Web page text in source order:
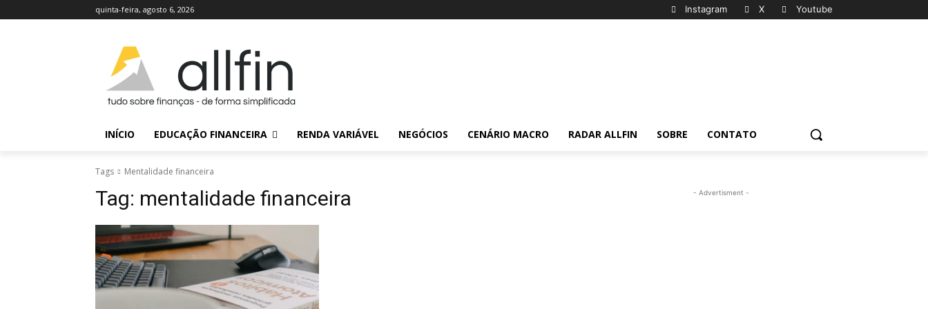
quinta-feira, agosto 6, 2026 Instagram X Youtube
INÍCIO EDUCAÇÃO FINANCEIRA RENDA VARIÁVEL NEGÓCIOS CENÁRIO MACRO RADAR ALLFIN SOBRE CONTATO
Tags Mentalidade financeira
Tag: mentalidade financeira - Advertisment -